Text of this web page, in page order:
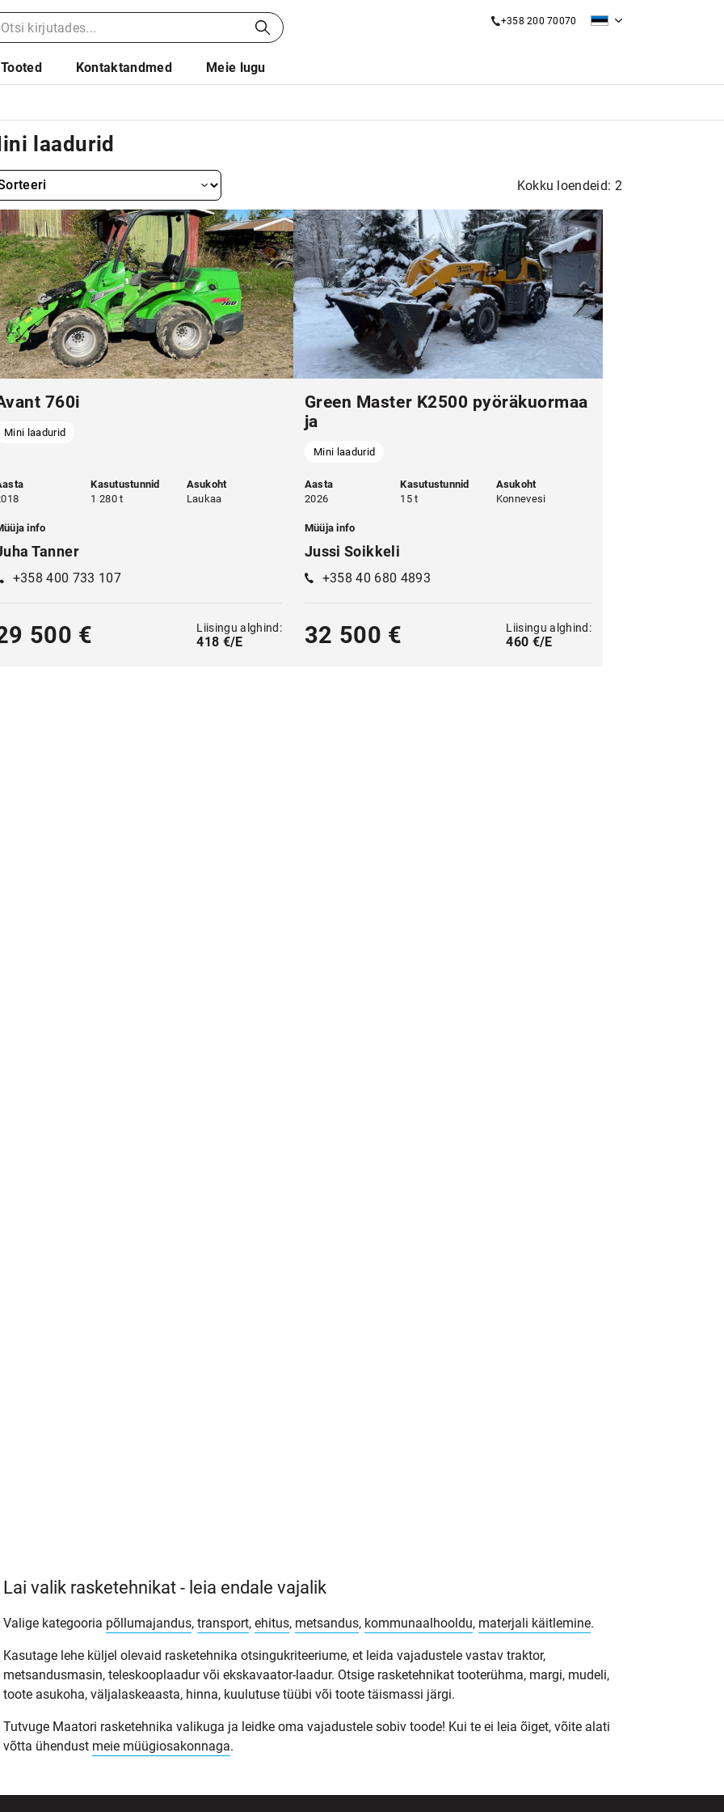
+358 200 70070
Tooted Kontaktandmed Meie lugu
laadurid
Kokku loendeid: 2
760i
Mini laadurid
Kasutustunnid
1 280 t
Asukoht
Laukaa
info
Tanner
+358 400 733 107
500 € Liisingu alghind:
418 €/E
​​Green Master K2500 pyöräkuormaa
ja
Mini laadurid
Aasta
2026
Kasutustunnid
15 t
Asukoht
Konnevesi
Müüja info
Jussi Soikkeli
+358 40 680 4893
32 500 € Liisingu alghind:
460 €/E
Lai valik rasketehnikat - leia endale vajalik
Valige kategooria põllumajandus, transport, ehitus, metsandus, kommunaalhooldu, materjali käitlemine.
Kasutage lehe küljel olevaid rasketehnika otsingukriteeriume, et leida vajadustele vastav traktor,
metsandusmasin, teleskooplaadur või ekskavaator-laadur. Otsige rasketehnikat tooterühma, margi, mudeli,
toote asukoha, väljalaskeaasta, hinna, kuulutuse tüübi või toote täismassi järgi.
Tutvuge Maatori rasketehnika valikuga ja leidke oma vajadustele sobiv toode! Kui te ei leia õiget, võite alati
võtta ühendust meie müügiosakonnaga.